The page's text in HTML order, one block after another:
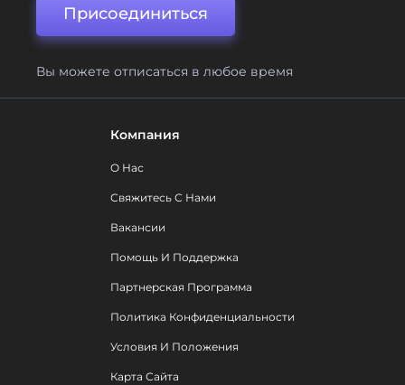
Присоединиться
Вы можете отписаться в любое время
Компания
О Нас
Свяжитесь С Нами
Вакансии
Помощь И Поддержка
Партнерская Программа
Политика Конфиденциальности
Условия И Положения
Карта Сайта